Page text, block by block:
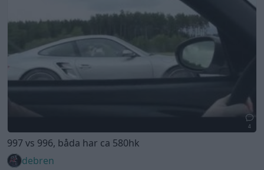
4
997 vs 996, båda har ca 580hk
debren